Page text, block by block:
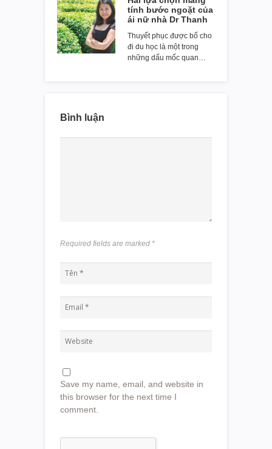
tính bước ngoặt của
ái nữ nhà Dr Thanh
Thuyết phục được bố cho
đi du học là một trong
những dấu mốc quan…
Bình luận
Required fields are marked *
Save my name, email, and website in
this browser for the next time I
comment.